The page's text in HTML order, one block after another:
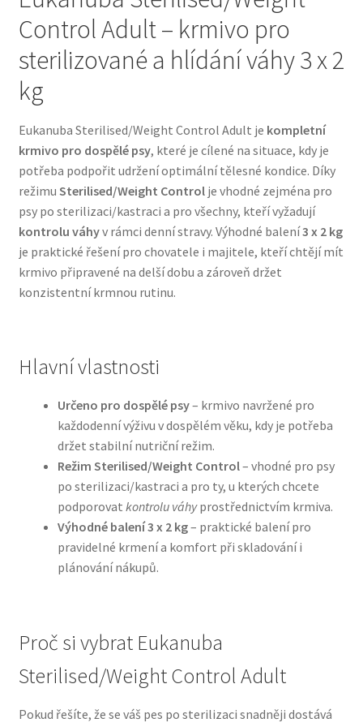
Bozita pro psy — Švédské krmivo s nordickou kvalitou
Granule pro psy
Natural Trainer pro psy — Italské krmivo s
přírodními složkami
Happy Dog — Německá kvalita a přirozené složení
Hill’s pro psy
Konzervy a kapsičky pro psy
N&D Farmina pro psy — Italské holistic krmivo
Oblečky pro psy
Pamlsky pro psy
Pelíšky pro psy
Ortopedické pelíšky
Royal Canin pro psy
Control Adult – krmivo pro
sterilizované a hlídání váhy 3 x 2
kg
Eukanuba Sterilised/Weight Control Adult je kompletní
krmivo pro dospělé psy, které je cílené na situace, kdy je
potřeba podpořit udržení optimální tělesné kondice. Díky
režimu Sterilised/Weight Controlje vhodné zejména pro
psy po sterilizaci/kastraci a pro všechny, kteří vyžadují
kontrolu váhyv rámci denní stravy. Výhodné balení3 x 2 kg
je praktické řešení pro chovatele i majitele, kteří chtějí mít
krmivo připravené na delší dobu a zároveň držet
konzistentní krmnou rutinu.
Hlavní vlastnosti
Určeno pro dospělé psy– krmivo navržené pro
každodenní výživu v dospělém věku, kdy je potřeba
držet stabilní nutriční režim.
Režim Sterilised/Weight Control– vhodné pro psy
po sterilizaci/kastraci a pro ty, u kterých chcete
podporovat kontrolu váhyprostřednictvím krmiva.
Výhodné balení 3 x 2 kg– praktické balení pro
pravidelné krmení a komfort při skladování i
plánování nákupů.
Proč si vybrat Eukanuba
Sterilised/Weight Control Adult
Pokud řešíte, že se váš pes po sterilizaci snadněji dostává